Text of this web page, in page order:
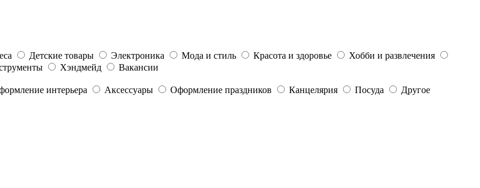
Детские товары Электроника Мода и стиль Красота и здоровье
Хобби и развлечения
Хэндмейд
Вакансии
интерьера Аксессуары Оформление праздников Канцелярия Посуда
Другое